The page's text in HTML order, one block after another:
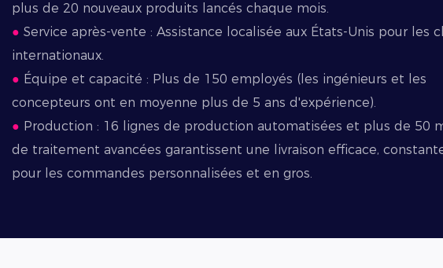
plus de 20 nouveaux produits lancés chaque mois.
● Service après-vente : Assistance localisée aux États-Unis pour les
internationaux.
● Équipe et capacité : Plus de 150 employés (les ingénieurs et les
concepteurs ont en moyenne plus de 5 ans d'expérience).
● Production : 16 lignes de production automatisées et plus de 50
de traitement avancées garantissent une livraison efficace,
pour les commandes personnalisées et en gros.